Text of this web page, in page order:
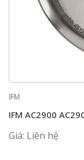
IFM
IFM AC2900
Giá: Liên hệ